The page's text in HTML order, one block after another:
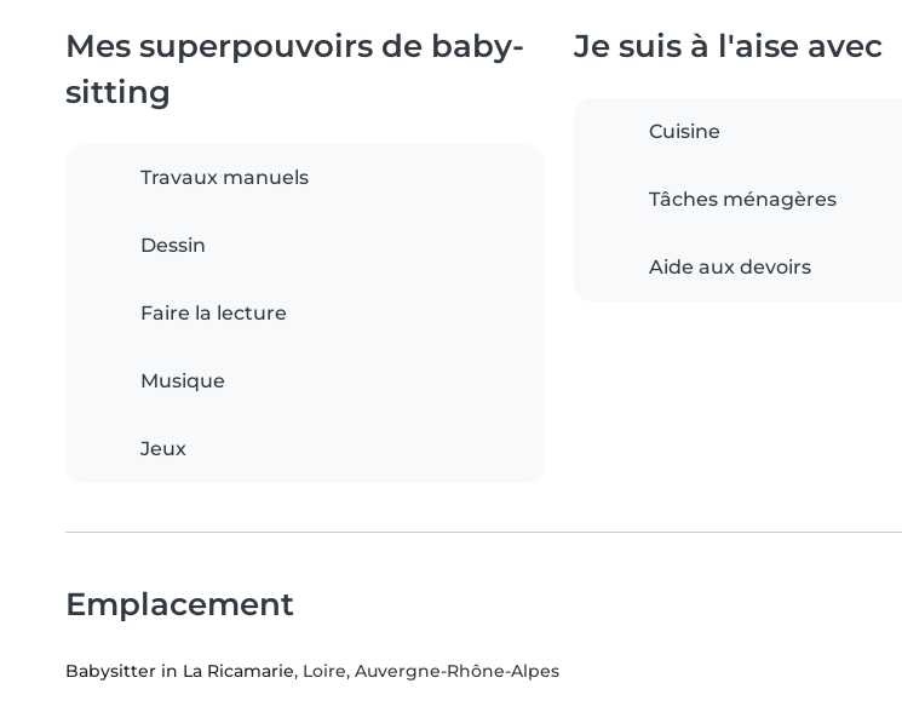
Mes superpouvoirs de baby-
sitting
Travaux manuels
Dessin
Faire la lecture
Musique
Jeux
Je suis à l'aise avec
Cuisine
Tâches ménagères
Aide aux devoirs
Emplacement
Babysitter in La Ricamarie, Loire, Auvergne-Rhône-Alpes